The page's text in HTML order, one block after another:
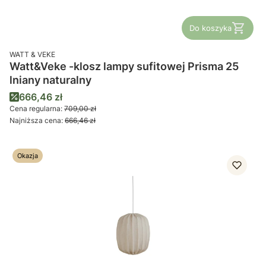
Do koszyka
PRODUCENT
WATT & VEKE
Watt&Veke -klosz lampy sufitowej Prisma 25
lniany naturalny
Cena promocyjna
666,46 zł
Cena regularna: 709,00 zł
Najniższa cena: 666,46 zł
Okazja